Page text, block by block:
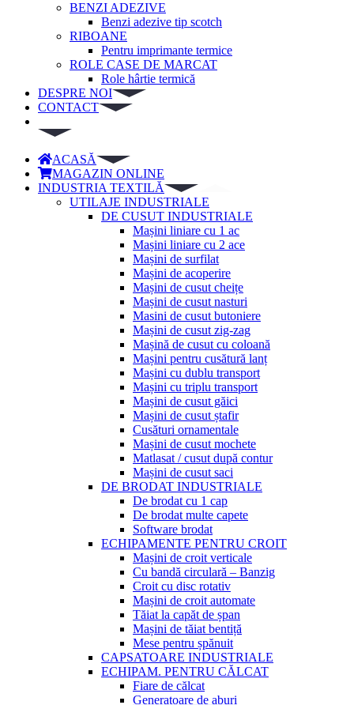
BENZI ADEZIVE
Benzi adezive tip scotch
RIBOANE
Pentru imprimante termice
ROLE CASE DE MARCAT
Role hârtie termică
DESPRE NOI
CONTACT
ACASĂ
MAGAZIN ONLINE
INDUSTRIA TEXTILĂ
UTILAJE INDUSTRIALE
DE CUSUT INDUSTRIALE
Mașini liniare cu 1 ac
Mașini liniare cu 2 ace
Mașini de surfilat
Mașini de acoperire
Mașini de cusut cheițe
Mașini de cusut nasturi
Masini de cusut butoniere
Mașini de cusut zig-zag
Mașină de cusut cu coloană
Mașini pentru cusătură lanț
Mașini cu dublu transport
Mașini cu triplu transport
Mașini de cusut găici
Mașini de cusut ștafir
Cusături ornamentale
Mașini de cusut mochete
Matlasat / cusut după contur
Mașini de cusut saci
DE BRODAT INDUSTRIALE
De brodat cu 1 cap
De brodat multe capete
Software brodat
ECHIPAMENTE PENTRU CROIT
Mașini de croit verticale
Cu bandă circulară – Banzig
Croit cu disc rotativ
Mașini de croit automate
Tăiat la capăt de șpan
Mașini de tăiat bentiță
Mese pentru șpănuit
CAPSATOARE INDUSTRIALE
ECHIPAM. PENTRU CĂLCAT
Fiare de călcat
Generatoare de aburi